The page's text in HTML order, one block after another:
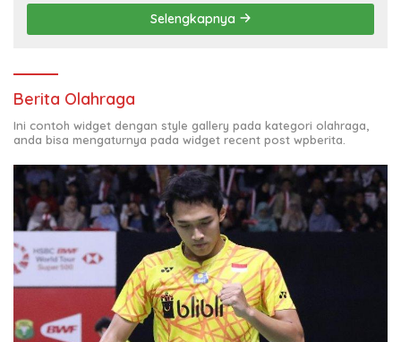
Selengkapnya
Berita Olahraga
Ini contoh widget dengan style gallery pada kategori olahraga,
anda bisa mengaturnya pada widget recent post wpberita.